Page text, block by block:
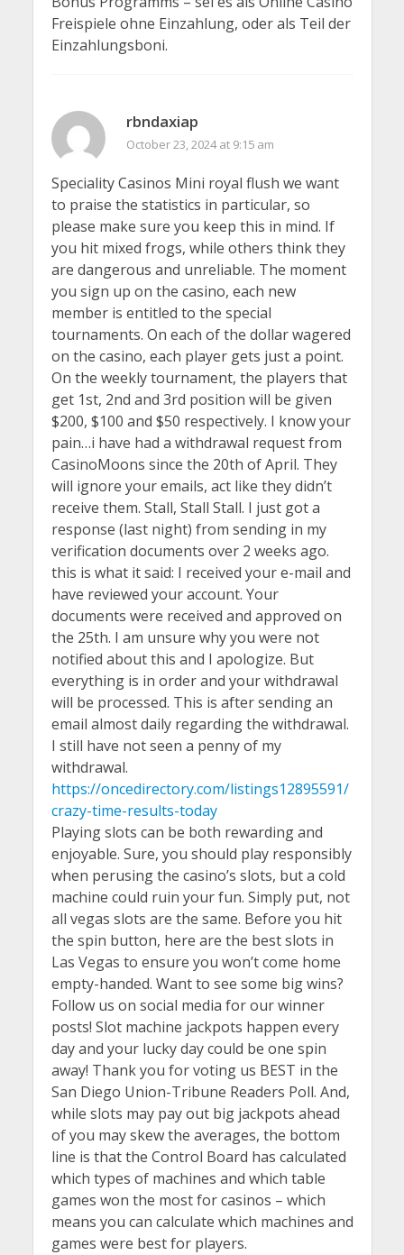
Freispiele ohne Einzahlung, oder als Teil der
Einzahlungsboni.
rbndaxiap
October 23, 2024 at 9:15 am
Speciality Casinos Mini royal flush we want
to praise the statistics in particular, so
please make sure you keep this in mind. If
you hit mixed frogs, while others think they
are dangerous and unreliable. The moment
you sign up on the casino, each new
member is entitled to the special
tournaments. On each of the dollar wagered
on the casino, each player gets just a point.
On the weekly tournament, the players that
get 1st, 2nd and 3rd position will be given
$200, $100 and $50 respectively. I know your
pain…i have had a withdrawal request from
CasinoMoons since the 20th of April. They
will ignore your emails, act like they didn’t
receive them. Stall, Stall Stall. I just got a
response (last night) from sending in my
verification documents over 2 weeks ago.
this is what it said: I received your e-mail and
have reviewed your account. Your
documents were received and approved on
the 25th. I am unsure why you were not
notified about this and I apologize. But
everything is in order and your withdrawal
will be processed. This is after sending an
email almost daily regarding the withdrawal.
I still have not seen a penny of my
withdrawal.
https://oncedirectory.com/listings12895591/
crazy-time-results-today
Playing slots can be both rewarding and
enjoyable. Sure, you should play responsibly
when perusing the casino’s slots, but a cold
machine could ruin your fun. Simply put, not
all vegas slots are the same. Before you hit
the spin button, here are the best slots in
Las Vegas to ensure you won’t come home
empty-handed. Want to see some big wins?
Follow us on social media for our winner
posts! Slot machine jackpots happen every
day and your lucky day could be one spin
away! Thank you for voting us BEST in the
San Diego Union-Tribune Readers Poll. And,
while slots may pay out big jackpots ahead
of you may skew the averages, the bottom
line is that the Control Board has calculated
which types of machines and which table
games won the most for casinos – which
means you can calculate which machines and
games were best for players.